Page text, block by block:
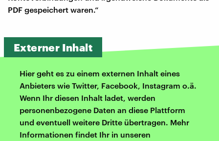
PDF gespeichert waren.“
Externer Inhalt
Hier geht es zu einem externen Inhalt eines
Anbieters wie Twitter, Facebook, Instagram o.ä.
Wenn Ihr diesen Inhalt ladet, werden
personenbezogene Daten an diese Plattform
und eventuell weitere Dritte übertragen. Mehr
Informationen findet Ihr in unseren